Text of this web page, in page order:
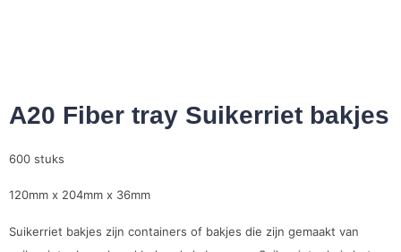
A20 Fiber tray Suikerriet bakjes
600 stuks
120mm x 204mm x 36mm
Suikerriet bakjes zijn containers of bakjes die zijn gemaakt van